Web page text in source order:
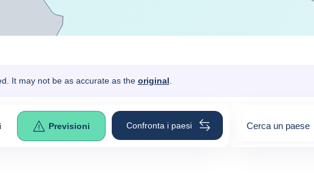
It may not be as accurate as the original
Previsioni Confronta i paesi Cerca un paese